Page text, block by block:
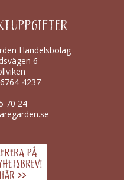
Handelsbolag
6
4237
70 24